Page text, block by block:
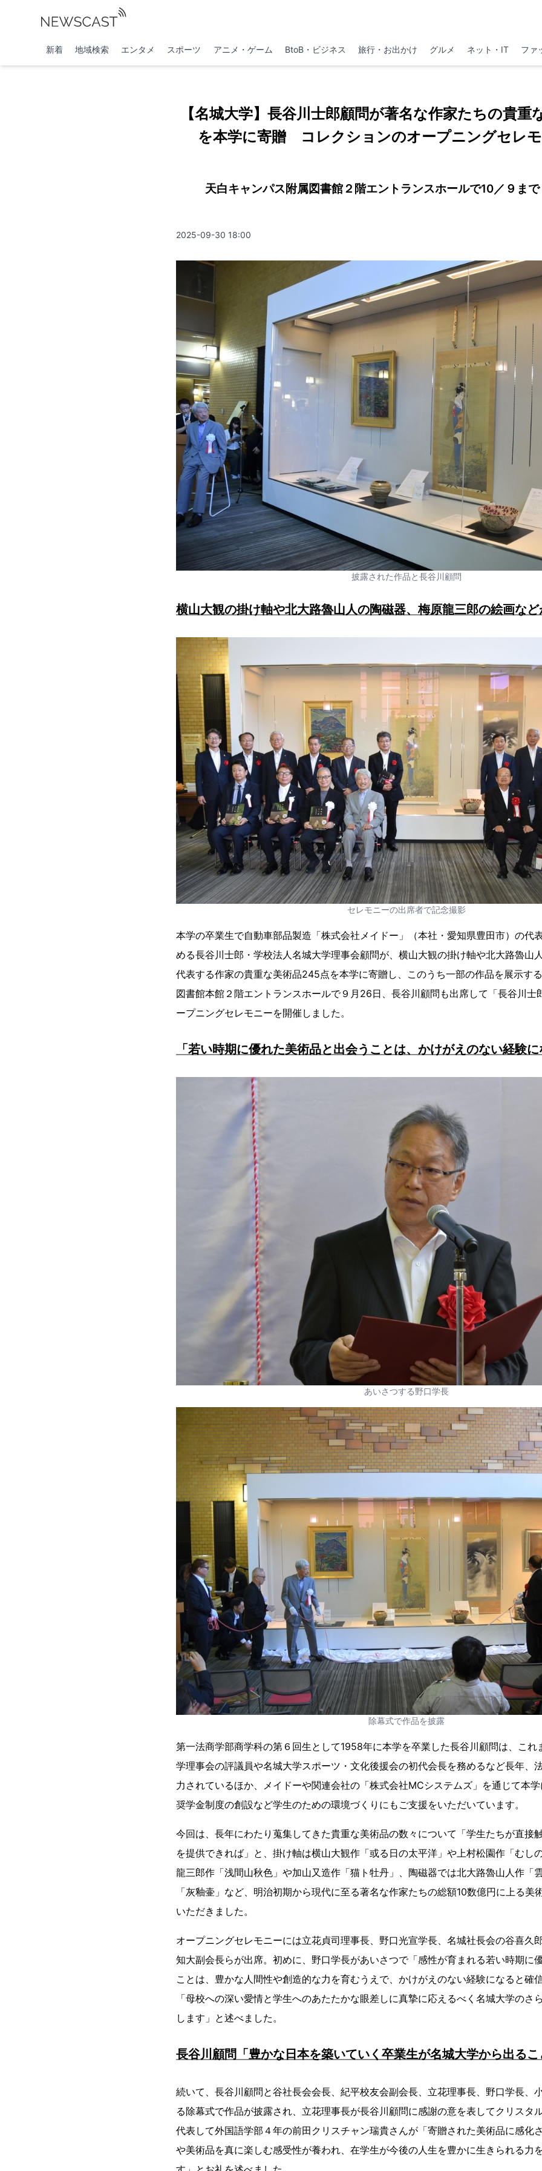
新着 地域検索 エンタメ スポーツ アニメ・ゲーム BtoB・ビジネス 旅行・お出かけ グルメ ネット・IT ファ
【名城大学】長谷川士郎顧問が著名な作家たちの貴重
を本学に寄贈 コレクションのオープニングセレ
天白キャンパス附属図書館２階エントランスホールで10／９ま
2025-09-30 18:00
披露された作品と長谷川顧問
横山大観の掛け軸や北大路魯山人の陶磁器、梅原龍三郎の絵画な
セレモニーの出席者で記念撮影
本学の卒業生で自動車部品製造「株式会社メイドー」（本社・愛知県豊田市）の代
める長谷川士郎・学校法人名城大学理事会顧問が、横山大観の掛け軸や北大路魯山
代表する作家の貴重な美術品245点を本学に寄贈し、このうち一部の作品を展示す
図書館本館２階エントランスホールで９月26日、長谷川顧問も出席して「長谷川士
ープニングセレモニーを開催しました。
「若い時期に優れた美術品と出会うことは、かけがえのない経験
あいさつする野口学長
除幕式で作品を披露
第一法商学部商学科の第６回生として1958年に本学を卒業した長谷川顧問は、これ
学理事会の評議員や名城大学スポーツ・文化後援会の初代会長を務めるなど長年、
力されているほか、メイドーや関連会社の「株式会社MCシステムズ」を通じて本
奨学金制度の創設など学生のための環境づくりにもご支援をいただいています。
今回は、長年にわたり蒐集してきた貴重な美術品の数々について「学生たちが直接
を提供できれば」と、掛け軸は横山大観作「或る日の太平洋」や上村松園作「むし
龍三郎作「浅間山秋色」や加山又造作「猫ト牡丹」、陶磁器では北大路魯山人作「
「灰釉壷」など、明治初期から現代に至る著名な作家たちの総額10数億円に上る美
いただきました。
オープニングセレモニーには立花貞司理事長、野口光宣学長、名城社長会の谷喜久
知大副会長らが出席。初めに、野口学長があいさつで「感性が育まれる若い時期に
ことは、豊かな人間性や創造的な力を育むうえで、かけがえのない経験になると確
「母校への深い愛情と学生へのあたたかな眼差しに真摯に応えるべく名城大学のさ
します」と述べました。
長谷川顧問「豊かな日本を築いていく卒業生が名城大学から出る
続いて、長谷川顧問と谷社長会会長、紀平校友会副会長、立花理事長、野口学長、
る除幕式で作品が披露され、立花理事長が長谷川顧問に感謝の意を表してクリスタ
代表して外国語学部４年の前田クリスチャン瑞貴さんが「寄贈された美術品に感化
や美術品を真に楽しむ感受性が養われ、在学生が今後の人生を豊かに生きられる力